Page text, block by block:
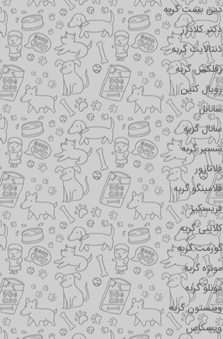
دین بست گربه
دکتر کلادرز
دنتالایت گربه
رفلکس گربه
رویال کنین
سانابل
سانال گربه
شسیر گربه
فلاتازور
فلامینگو گربه
فریسکیز
کلاینی گربه
گورمت گربه
مونژه گربه
مونلو گربه
وینستون گربه
ویسکاس